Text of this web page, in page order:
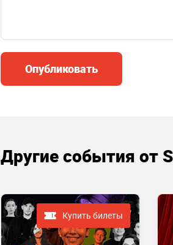
Опубликовать
Другие cобытия от
Купить билеты